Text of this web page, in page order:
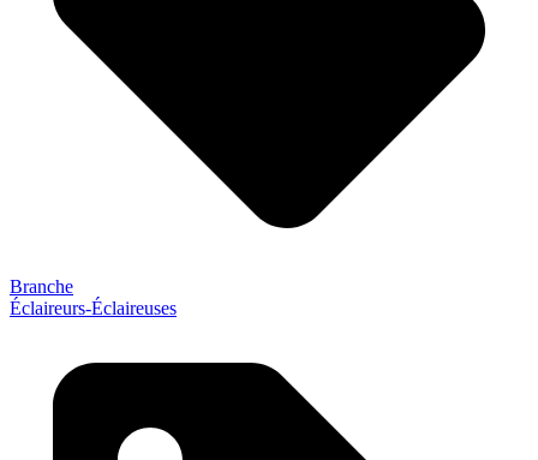
Branche
Éclaireurs-Éclaireuses